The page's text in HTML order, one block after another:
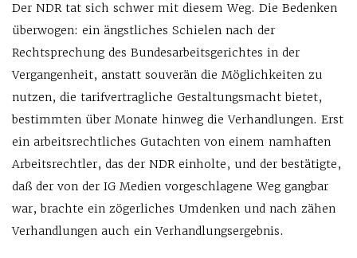
Der NDR tat sich schwer mit diesem Weg. Die Bedenken
überwogen: ein ängstliches Schielen nach der
Rechtsprechung des Bundesarbeitsgerichtes in der
Vergangenheit, anstatt souverän die Möglichkeiten zu
nutzen, die tarifvertragliche Gestaltungsmacht bietet,
bestimmten über Monate hinweg die Verhandlungen. Erst
ein arbeitsrechtliches Gutachten von einem namhaften
Arbeitsrechtler, das der NDR einholte, und der bestätigte,
daß der von der IG Medien vorgeschlagene Weg gangbar
war, brachte ein zögerliches Umdenken und nach zähen
Verhandlungen auch ein Verhandlungsergebnis.